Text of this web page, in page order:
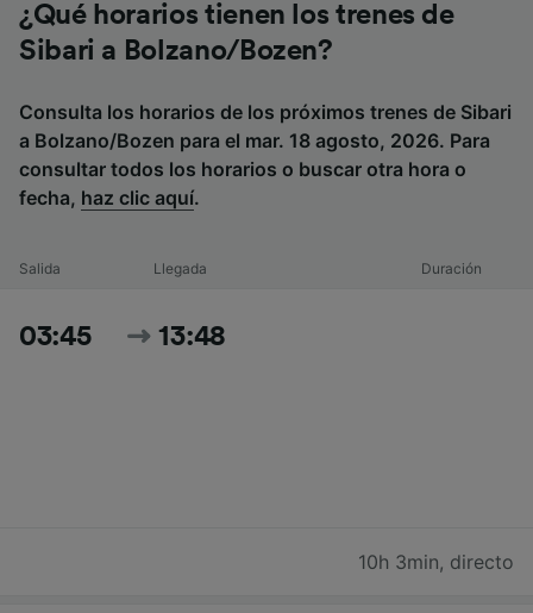
¿Qué horarios tienen los trenes de
Sibari a Bolzano/Bozen?
Consulta los horarios de los próximos trenes de Sibari
a Bolzano/Bozen para el mar. 18 agosto, 2026. Para
consultar todos los horarios o buscar otra hora o
fecha, haz clic aquí.
Salida Llegada Duración
03:45 13:48
10h 3min, directo